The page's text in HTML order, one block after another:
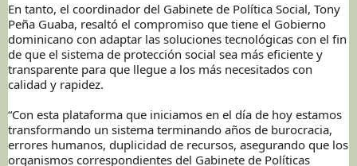
En tanto, el coordinador del Gabinete de Política Social, Tony
Peña Guaba, resaltó el compromiso que tiene el Gobierno
dominicano con adaptar las soluciones tecnológicas con el fin
de que el sistema de protección social sea más eficiente y
transparente para que llegue a los más necesitados con
calidad y rapidez.
“Con esta plataforma que iniciamos en el día de hoy estamos
transformando un sistema terminando años de burocracia,
errores humanos, duplicidad de recursos, asegurando que los
organismos correspondientes del Gabinete de Políticas